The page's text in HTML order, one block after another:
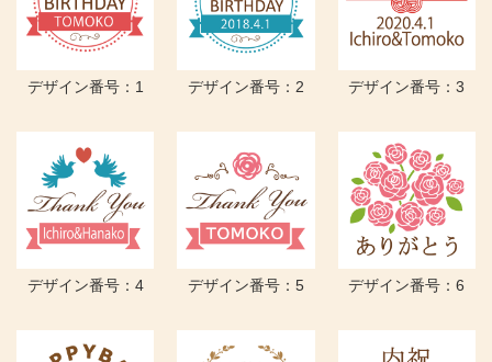
デザイン番号：1 デザイン番号：2 デザイン番号：3
デザイン番号：4 デザイン番号：5 デザイン番号：6